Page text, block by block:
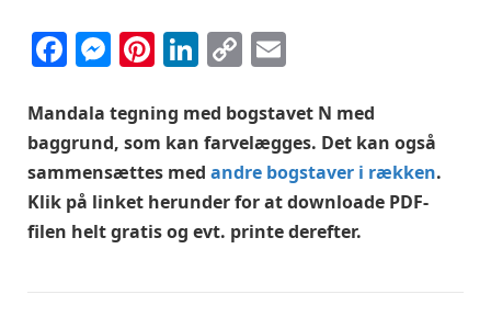
Facebook
Messenger
Pinterest
LinkedIn
Copy
Mandala tegning med bogstavet N med
baggrund, som kan farvelægges. Det kan også
sammensættes med andre bogstaver i rækken.
Klik på linket herunder for at downloade PDF-
filen helt gratis og evt. printe derefter.